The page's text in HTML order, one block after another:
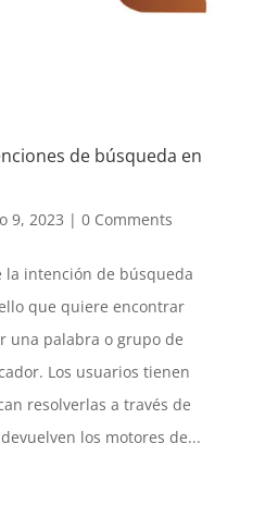
de búsqueda en
9, 2023 | 0 Comments
la intención de búsqueda
que quiere encontrar
una palabra o grupo de
Los usuarios tienen
resolverlas a través de
los motores de...